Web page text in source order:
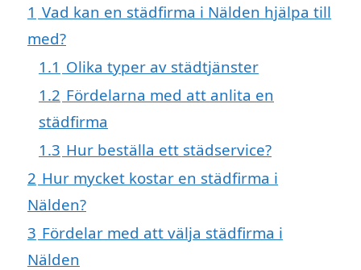
1 Vad kan en städfirma i Nälden hjälpa till
med?
1.1 Olika typer av städtjänster
1.2 Fördelarna med att anlita en
städfirma
1.3 Hur beställa ett städservice?
2 Hur mycket kostar en städfirma i
Nälden?
3 Fördelar med att välja städfirma i
Nälden